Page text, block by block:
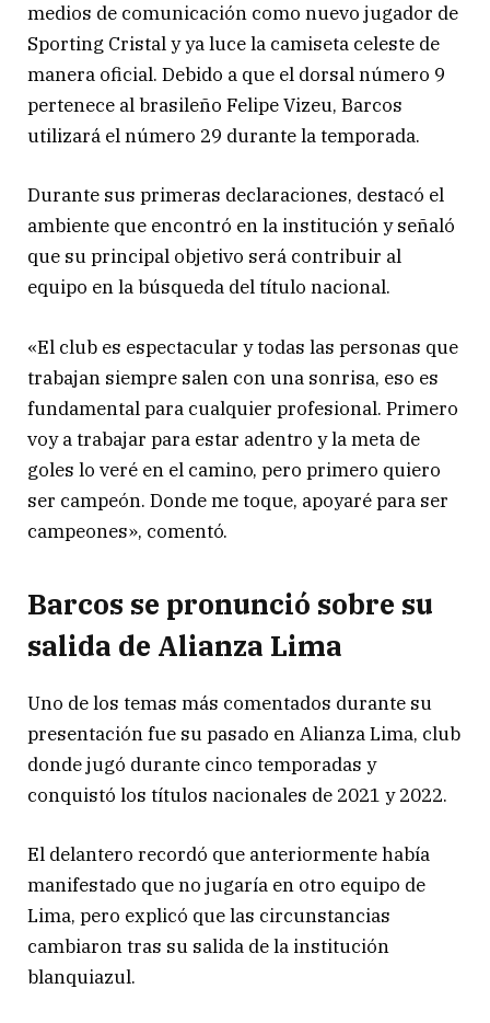
medios de comunicación como nuevo jugador de
Sporting Cristal y ya luce la camiseta celeste de
manera oficial. Debido a que el dorsal número 9
pertenece al brasileño Felipe Vizeu, Barcos
utilizará el número 29 durante la temporada.
Durante sus primeras declaraciones, destacó el
ambiente que encontró en la institución y señaló
que su principal objetivo será contribuir al
equipo en la búsqueda del título nacional.
«El club es espectacular y todas las personas que
trabajan siempre salen con una sonrisa, eso es
fundamental para cualquier profesional. Primero
voy a trabajar para estar adentro y la meta de
goles lo veré en el camino, pero primero quiero
ser campeón. Donde me toque, apoyaré para ser
campeones», comentó.
Barcos se pronunció sobre su
salida de Alianza Lima
Uno de los temas más comentados durante su
presentación fue su pasado en Alianza Lima, club
donde jugó durante cinco temporadas y
conquistó los títulos nacionales de 2021 y 2022.
El delantero recordó que anteriormente había
manifestado que no jugaría en otro equipo de
Lima, pero explicó que las circunstancias
cambiaron tras su salida de la institución
blanquiazul.